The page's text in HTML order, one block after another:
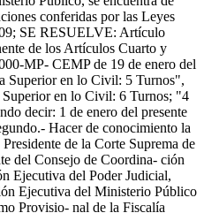
conferidas por las Leyes
SE RESUELVE: Artículo
de los Artículos Cuarto y
MP- CEMP de 19 de enero del
Superior en lo Civil: 5 Turnos",
en lo Civil: 6 Turnos; "4
decir: 1 de enero del presente
Hacer de conocimiento la
de la Corte Suprema de
del Consejo de Coordina- ción
Ejecutiva del Poder Judicial,
Ejecutiva del Ministerio Público
Provisio- nal de la Fiscalía